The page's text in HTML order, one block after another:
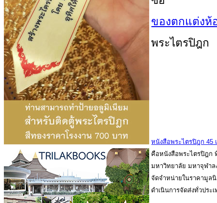
ของตกแต่งห้
พระไตรปิฎก
หนังสือพระไตรปิฎก 45
คือหนังสือพระไตรปิฎก
มหาวิทยาลัย มหาจุฬา
จัดจำหน่ายในราคามูล
ดำเนินการจัดส่งทั่วประ